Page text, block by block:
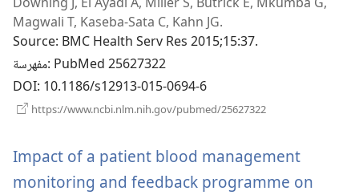
نافذة
جديدة)
Magwali T, Kaseba-Sata C, Kahn JG.
Source‎: BMC Health Serv Res 2015;15:37.
مفهرسة‎: PubMed 25627322
DOI‎: 10.1186/s12913-015-0694-6
https://www.ncbi.nlm.nih.gov/pubmed/25627322
Impact of a patient blood management
monitoring and feedback programme on